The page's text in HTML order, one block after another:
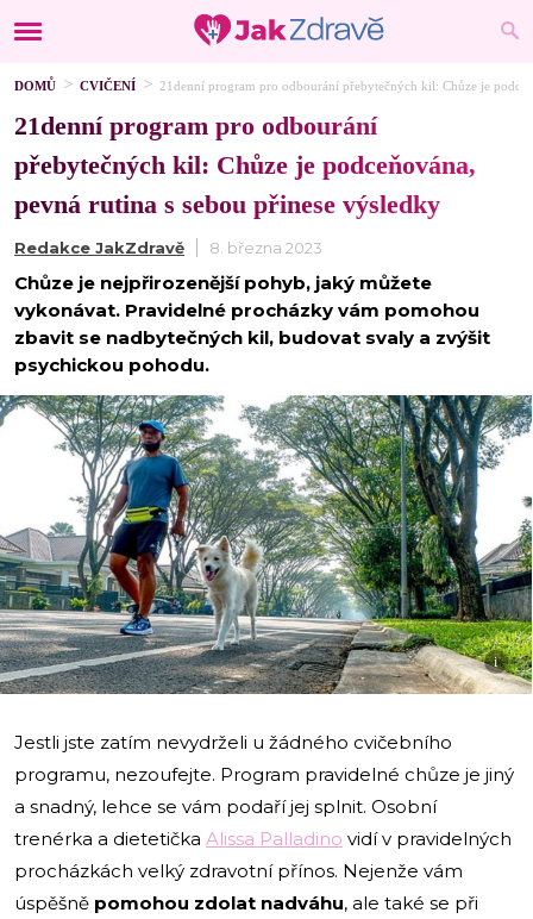
DOMŮ CVIČENÍ 21denní program pro odbourání přebytečných kil: Chůze je
21denní program pro odbourání
přebytečných kil: Chůze je podceňována,
pevná rutina s sebou přinese výsledky
Redakce JakZdravě 8. března 2023
Chůze je nejpřirozenější pohyb, jaký můžete
vykonávat. Pravidelné procházky vám pomohou
zbavit se nadbytečných kil, budovat svaly a zvýšit
psychickou pohodu.
i
Jestli jste zatím nevydrželi u žádného cvičebního
programu, nezoufejte. Program pravidelné chůze je jiný
a snadný, lehce se vám podaří jej splnit. Osobní
trenérka a dietetička Alissa Palladino vidí v pravidelných
procházkách velký zdravotní přínos. Nejenže vám
úspěšně pomohou zdolat nadváhu, ale také se při